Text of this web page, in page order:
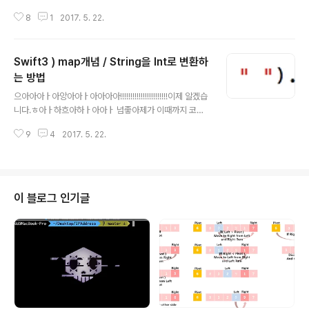
들 밖에 없으니 참고하시길 바랍니다XD일단, 제가 글을 쓰
면 기찍N을 풀어야한다. 응 짱쉬워~ 응 풀었어~~~~~ ~
잠시 뒤 ~ ...ㅋ 네..그렇습니다..오류....그래요..오류..왜났
지..저는 당연히 저렇게 하면 될 줄 알았습니다. 5부터 0까
지면 그냥 하면 되는거 아닌가요??!?!?역시 컴파일러는 프
al error: Can't form Range with u..
8 1 2017. 5. 22.
Swift3 ) map개념 / String을 Int로 변환하
는 방법
으아아아ㅏ아앙아아ㅏ아아아아!!!!!!!!!!!!!!!!!!!!!!!이제 알겠습
니다.ㅎ아ㅏ하흐아하ㅏ아아ㅏ 넘좋아제가 이때까지 코딩
d = read{ var arr = read.components(separated
onvert를 해주었어요.솔직히 저 코드가 존재함으로써 뭔
가 더러워보이지 않나요?제 코드의 미의 기준에 상당히 어
긋나는 코드였는데, 스택오버플로우를 가봐도 다 이렇게 C
9 4 2017. 5. 22.
이 블로그 인기글